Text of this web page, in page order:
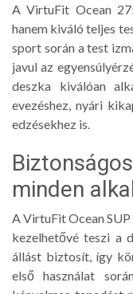
A VirtuFit Ocean
hanem kiváló teljes
sport során a test
javul az
deszka kiválóan
evezéshez, nyári
edzésekhez is.
minden
A VirtuFit Ocean
kezelhetővé teszi a
állást biztosít, így
első használat